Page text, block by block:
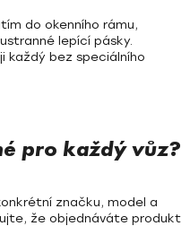
do okenního rámu,
lepící pásky.
každý bez speciálního
pro každý vůz?
značku, model a
že objednáváte produkt